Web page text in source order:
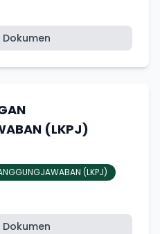
Dokumen
(LKPJ)
(LKPJ)
Dokumen